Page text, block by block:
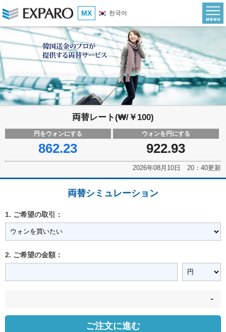
MX 한국어
両替レート(₩/￥100)
円をウォンにする
862.23
ウォンを円にする
922.93
2026年08月10日 20：40更新
両替シミュレーション
1. ご希望の取引：
2. ご希望の金額：
-
ご注文に進む